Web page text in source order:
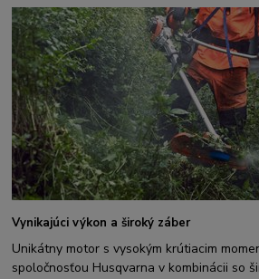
Vynikajúci výkon a široký záber
Unikátny motor s vysokým krútiacim
spoločnosťou Husqvarna v kombinácii so